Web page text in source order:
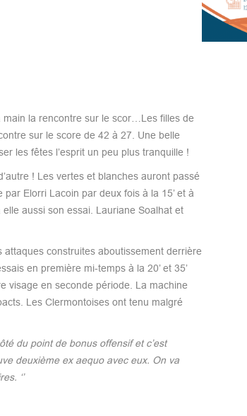
main la rencontre sur le scor…Les filles de
sur le score de 42 à 27. Une belle
les fêtes l’esprit un peu plus tranquille !
! Les vertes et blanches auront passé
Elorri Lacoin par deux fois à la 15’ et à
aussi son essai. Lauriane Soalhat et
construites aboutissement derrière
en première mi-temps à la 20’ et 35’
visage en seconde période. La machine
Les Clermontoises ont tenu malgré
du point de bonus offensif et c’est
deuxième ex aequo avec eux. On va
‘’